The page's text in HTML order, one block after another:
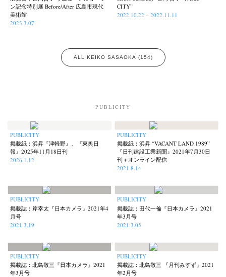
Kazuyuki Kawaguchi (42) Keiko Sasaoka (267) Keizo Kitajima
Renchan (32)
Special Exhibitions (60) Takuro Yoneda (44) Tomonori Ryu (15)
Untitled Records (41) Yu Shinoda (7) Yuki Kasama (9)
ン記念特別展 Before/After 広島市現代
美術館
2023.3.07
CITY”
2022.10.22 – 2022.11.11
ALL KEIKO SASAOKA (154)
PUBLICITY
PUBLICITY
掲載紙：浜昇『津軽野』、『東奥日
報』2025年11月18日刊
2026.1.12
PUBLICITY
掲載紙：浜昇 “VACANT LAND 1989”
『日刊建設工業新聞』2021年7月30日
刊＋オンライン配信
2021.8.14
PUBLICITY
掲載誌：岸幸太『日本カメラ』2021年4
月号
2021.3.19
PUBLICITY
掲載誌：田代一倫『日本カメラ』2021
年3月号
2021.3.05
PUBLICITY
掲載誌：北島敬三『日本カメラ』2021
年3月号
PUBLICITY
掲載誌：北島敬三 『月刊みすず』2021
年2月号